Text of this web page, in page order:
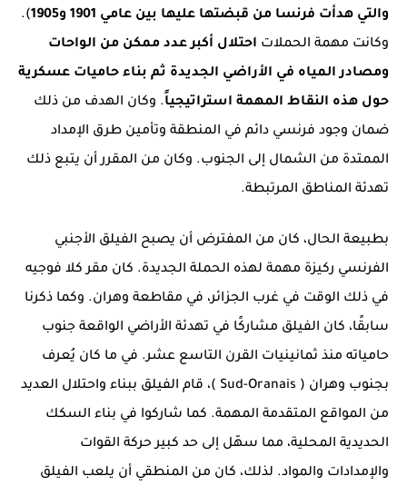
والتي هدأت فرنسا من قبضتها عليها بين عامي 1901 و1905
).
وكانت مهمة الحملات احتلال أكبر عدد ممكن من الواحات
ومصادر المياه في الأراضي الجديدة ثم بناء حاميات عسكرية
حول هذه النقاط المهمة استراتيجياً. وكان الهدف من ذلك
ضمان وجود فرنسي دائم في المنطقة وتأمين طرق الإمداد
الممتدة من الشمال إلى الجنوب. وكان من المقرر أن يتبع ذلك
تهدئة المناطق المرتبطة.
بطبيعة الحال، كان من المفترض أن يصبح الفيلق الأجنبي
الفرنسي ركيزة مهمة لهذه الحملة الجديدة. كان مقر كلا فوجيه
في ذلك الوقت في غرب الجزائر، في مقاطعة وهران. وكما ذكرنا
سابقًا، كان الفيلق مشاركًا في تهدئة الأراضي الواقعة جنوب
حامياته منذ ثمانينيات القرن التاسع عشر. في ما كان يُعرف
بجنوب وهران ( Sud-Oranais )، قام الفيلق ببناء واحتلال العديد
من المواقع المتقدمة المهمة. كما شاركوا في بناء السكك
الحديدية المحلية، مما سهّل إلى حد كبير حركة القوات
والإمدادات والمواد. لذلك، كان من المنطقي أن يلعب الفيلق